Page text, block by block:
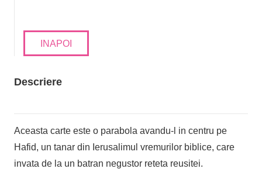
INAPOI
Descriere
Aceasta carte este o parabola avandu-l in centru pe
Hafid, un tanar din Ierusalimul vremurilor biblice, care
invata de la un batran negustor reteta reusitei.